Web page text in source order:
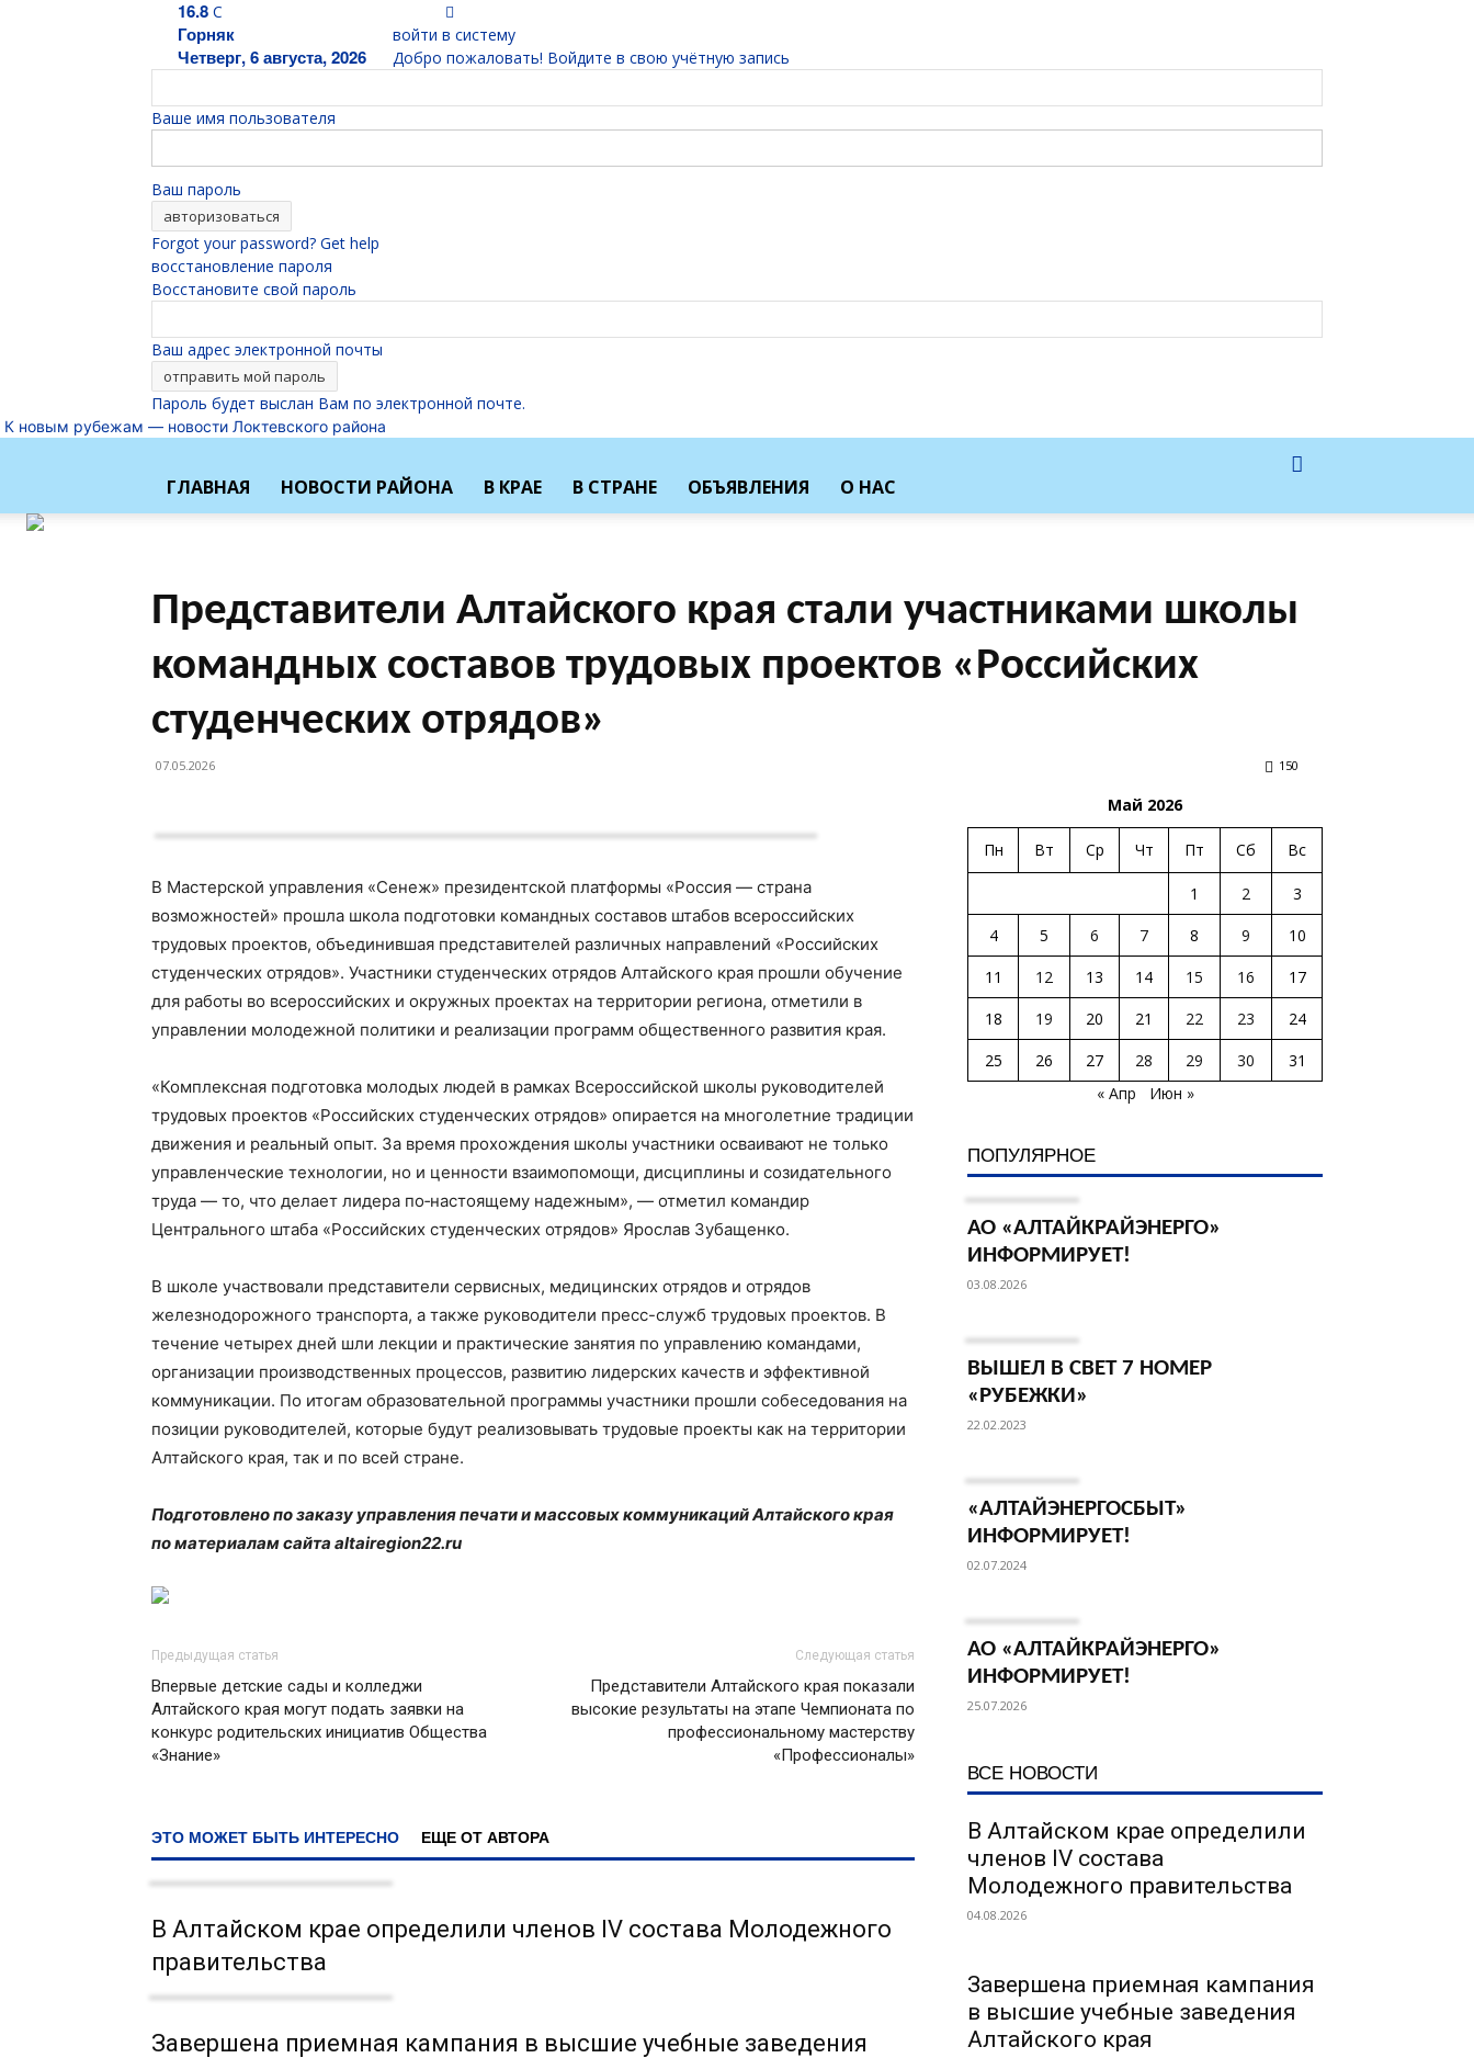
16.8 C
Горняк
Четверг, 6 августа, 2026
войти в систему
Добро пожаловать! Войдите в свою учётную запись
Ваше имя пользователя
Ваш пароль
Forgot your password? Get help
восстановление пароля
Восстановите свой пароль
Ваш адрес электронной почты
Пароль будет выслан Вам по электронной почте.
К новым рубежам — новости Локтевского района
ГЛАВНАЯ НОВОСТИ РАЙОНА В КРАЕ В СТРАНЕ ОБЪЯВЛЕНИЯ О НАС
Представители Алтайского края стали участниками школы
командных составов трудовых проектов «Российских
студенческих отрядов»
07.05.2026 150
В Мастерской управления «Сенеж» президентской платформы «Россия — страна
возможностей» прошла школа подготовки командных составов штабов всероссийских
трудовых проектов, объединившая представителей различных направлений «Российских
студенческих отрядов». Участники студенческих отрядов Алтайского края прошли обучение
для работы во всероссийских и окружных проектах на территории региона, отметили в
управлении молодежной политики и реализации программ общественного развития края.
«Комплексная подготовка молодых людей в рамках Всероссийской школы руководителей
трудовых проектов «Российских студенческих отрядов» опирается на многолетние традиции
движения и реальный опыт. За время прохождения школы участники осваивают не только
управленческие технологии, но и ценности взаимопомощи, дисциплины и созидательного
труда — то, что делает лидера по‑настоящему надежным», — отметил командир
Центрального штаба «Российских студенческих отрядов» Ярослав Зубащенко.
В школе участвовали представители сервисных, медицинских отрядов и отрядов
железнодорожного транспорта, а также руководители пресс-служб трудовых проектов. В
течение четырех дней шли лекции и практические занятия по управлению командами,
организации производственных процессов, развитию лидерских качеств и эффективной
коммуникации. По итогам образовательной программы участники прошли собеседования на
позиции руководителей, которые будут реализовывать трудовые проекты как на территории
Алтайского края, так и по всей стране.
Подготовлено по заказу управления печати и массовых коммуникаций Алтайского края
по материалам сайта altairegion22.ru
Предыдущая статья
Впервые детские сады и колледжи
Алтайского края могут подать заявки на
конкурс родительских инициатив Общества
«Знание»
Следующая статья
Представители Алтайского края показали
высокие результаты на этапе Чемпионата по
профессиональному мастерству
«Профессионалы»
ЭТО МОЖЕТ БЫТЬ ИНТЕРЕСНО ЕЩЕ ОТ АВТОРА
В Алтайском крае определили членов IV состава Молодежного
правительства
Завершена приемная кампания в высшие учебные заведения
Май 2026
Пн Вт Ср Чт Пт Сб Вс
1 2
3
4
5 6 7 8 9
10
11
12 13 14 15 16
17
18
19 20 21 22 23
24
25
26 27 28 29 30
31
« Апр
Июн »
ПОПУЛЯРНОЕ
АО «АЛТАЙКРАЙЭНЕРГО»
ИНФОРМИРУЕТ!
03.08.2026
ВЫШЕЛ В СВЕТ 7 НОМЕР
«РУБЕЖКИ»
22.02.2023
«АЛТАЙЭНЕРГОСБЫТ»
ИНФОРМИРУЕТ!
02.07.2024
АО «АЛТАЙКРАЙЭНЕРГО»
ИНФОРМИРУЕТ!
25.07.2026
ВСЕ НОВОСТИ
В Алтайском крае определили
членов IV состава
Молодежного правительства
04.08.2026
Завершена приемная кампания
в высшие учебные заведения
Алтайского края